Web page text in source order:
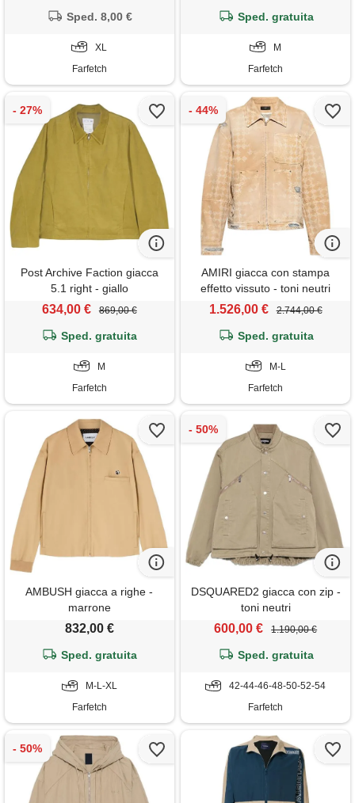
Sped. 8,00 €
XL
Farfetch
Sped. gratuita
M
Farfetch
Post Archive Faction giacca
5.1 right - giallo
634,00 € 869,00 €
Sped. gratuita
M
Farfetch
AMIRI giacca con stampa
effetto vissuto - toni neutri
1.526,00 € 2.744,00 €
Sped. gratuita
M-L
Farfetch
AMBUSH giacca a righe -
marrone
832,00 €
Sped. gratuita
M-L-XL
Farfetch
DSQUARED2 giacca con zip -
toni neutri
600,00 € 1.190,00 €
Sped. gratuita
42-44-46-48-50-52-54
Farfetch